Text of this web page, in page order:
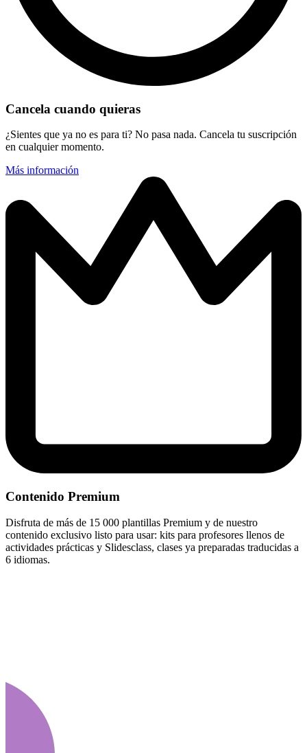
Cancela cuando quieras
¿Sientes que ya no es para ti? No pasa nada. Cancela tu suscripción
en cualquier momento.
Más información
Contenido Premium
Disfruta de más de 15 000 plantillas Premium y de nuestro
contenido exclusivo listo para usar: kits para profesores llenos de
actividades prácticas y Slidesclass, clases ya preparadas traducidas a
6 idiomas.